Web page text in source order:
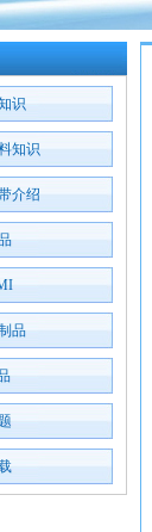
识
知识
介绍
品